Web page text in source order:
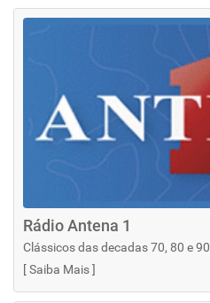
Rádio Antena 1
Clássicos das decadas 70, 80 e 90
[Saiba Mais]